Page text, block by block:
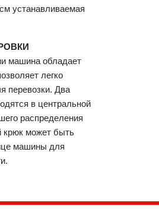
устанавливаемая
машина обладает
легко
перевозки. Два
в центральной
распределения
крюк может быть
машины для